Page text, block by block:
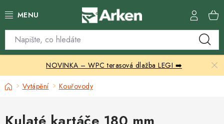
na
Skleníky
Zahradní přístřešky
Grily a ohniště
NOVINKA – WPC terasová dlažba LEGI ➡️
DomůVytápění Kouřovody